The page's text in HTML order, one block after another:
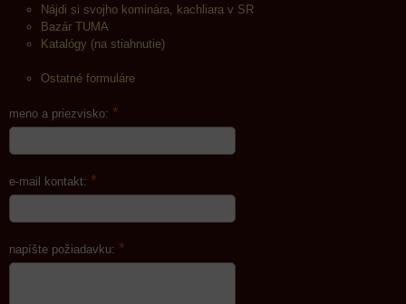
Nájdi si svojho kominára, kachliara v SR
Bazár TUMA
Katalógy (na stiahnutie)
Ostatné formuláre
meno a priezvisko: *
e-mail kontakt: *
napíšte požiadavku: *